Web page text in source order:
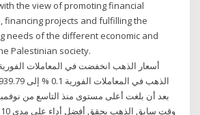
the view of promoting financial
financing projects and fulfilling the
needs of the different economic and
Palestinian society.